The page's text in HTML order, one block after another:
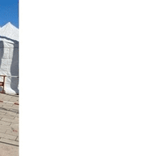
Exporter les lignes
Menu
<
>